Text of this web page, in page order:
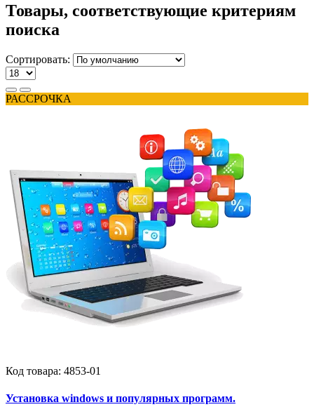
Товары, соответствующие критериям
поиска
Сортировать:
РАССРОЧКА
Код товара: 4853-01
Установка windows и популярных программ.